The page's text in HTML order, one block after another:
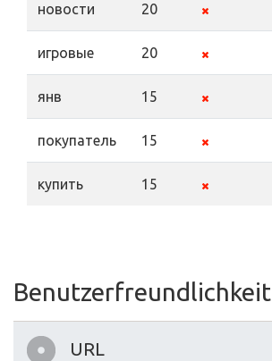
новости 20
игровые 20
янв 15
покупатель 15
купить 15
Benutzerfreundlichkeit
URL